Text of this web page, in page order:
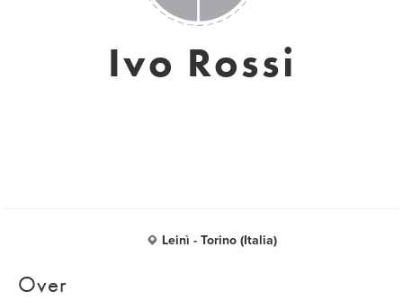
Ivo Rossi
Leinì - Torino (Italia)
Over